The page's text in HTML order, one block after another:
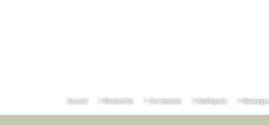
Accueil > Recherche > Sur-mesure > Amériques >